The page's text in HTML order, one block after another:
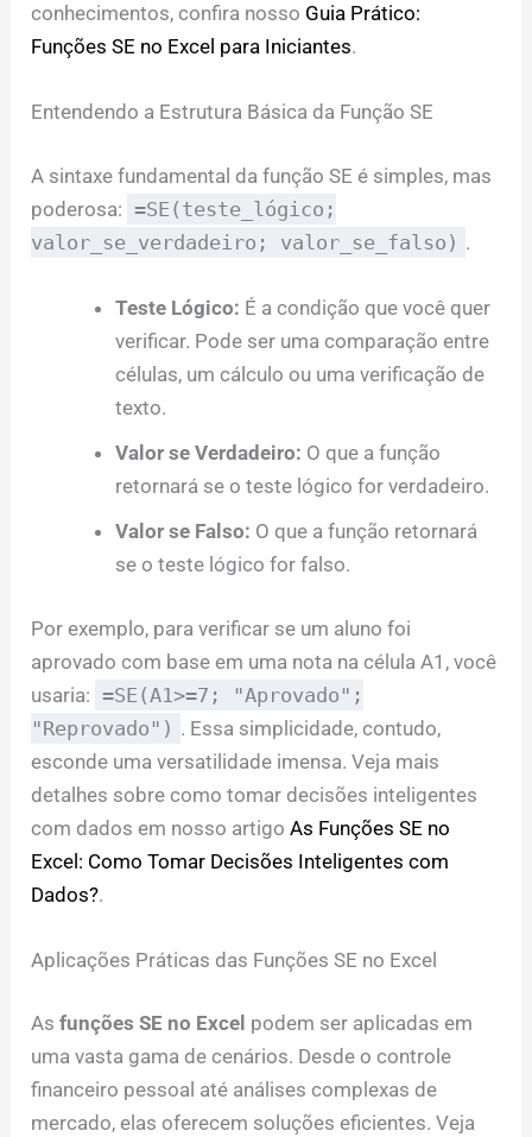
conhecimentos, confira nosso Guia Prático:
Funções SE no Excel para Iniciantes.
Entendendo a Estrutura Básica da Função SE
A sintaxe fundamental da função SE é simples, mas
poderosa: =SE(teste_lógico;
valor_se_verdadeiro; valor_se_falso) .
Teste Lógico: É a condição que você quer
verificar. Pode ser uma comparação entre
células, um cálculo ou uma verificação de
texto.
Valor se Verdadeiro: O que a função
retornará se o teste lógico for verdadeiro.
Valor se Falso: O que a função retornará
se o teste lógico for falso.
Por exemplo, para verificar se um aluno foi
aprovado com base em uma nota na célula A1, você
usaria: =SE(A1>=7; "Aprovado";
"Reprovado") . Essa simplicidade, contudo,
esconde uma versatilidade imensa. Veja mais
detalhes sobre como tomar decisões inteligentes
com dados em nosso artigoAs Funções SE no
Excel: Como Tomar Decisões Inteligentes com
Dados?.
Aplicações Práticas das Funções SE no Excel
Asfunções SE no Excel podem ser aplicadas em
uma vasta gama de cenários. Desde o controle
financeiro pessoal até análises complexas de
mercado, elas oferecem soluções eficientes. Veja